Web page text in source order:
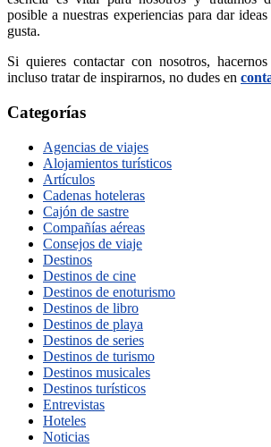
posible a nuestras experiencias para dar
gusta.
Si quieres contactar con nosotros,
incluso tratar de inspirarnos, no dudes en
Categorías
Agencias de viajes
Alojamientos turísticos
Artículos
Cadenas hoteleras
Cajón de sastre
Compañías aéreas
Consejos de viaje
Destinos
Destinos de cine
Destinos de enoturismo
Destinos de libro
Destinos de playa
Destinos de series
Destinos de turismo
Destinos musicales
Destinos turísticos
Entrevistas
Hoteles
Noticias